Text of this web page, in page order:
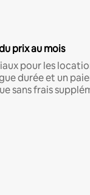
prix au mois
pour les
durée et un
sans frais